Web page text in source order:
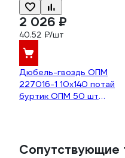
2 026 ₽
40.52 ₽/шт
Дюбель-гвоздь ОПМ
227016-1 10х140 потай
буртик ОПМ 50 шт
Сопутствующие